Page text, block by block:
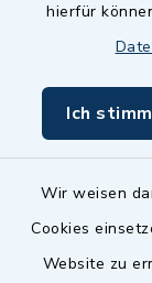
hierfür
Ich
Wir weisen
Cookies
Website zu
inixmedia